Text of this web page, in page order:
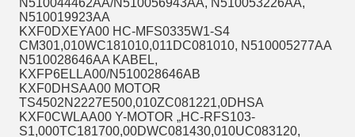
N510044462AA/N510056943AA, N510053226AA,
N510019923AA
KXF0DXEYA00 HC-MFS0335W1-S4
CM301,010WC181010,011DC081010, N510005277AA
N510028646AA KABEL,
KXFP6ELLA00/N510028646AB
KXF0DHSAA00 MOTOR
TS4502N2227E500,010ZC081221,0DHSA
KXF0CWLAA00 Y-MOTOR „HC-RFS103-
S1,000TC181700,00DWC081430,010UC083120,